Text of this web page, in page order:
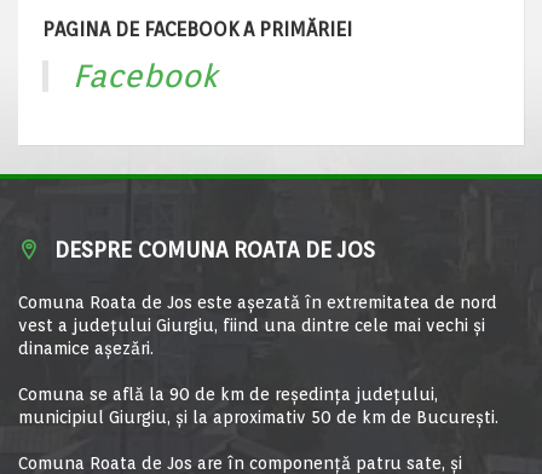
PAGINA DE FACEBOOK A PRIMĂRIEI
Facebook
DESPRE COMUNA ROATA DE JOS
Comuna Roata de Jos este aşezată în extremitatea de nord
vest a judeţului Giurgiu, fiind una dintre cele mai vechi şi
dinamice aşezări.
Comuna se află la 90 de km de reşedinţa judeţului,
municipiul Giurgiu, şi la aproximativ 50 de km de Bucureşti.
Comuna Roata de Jos are în componență patru sate, și